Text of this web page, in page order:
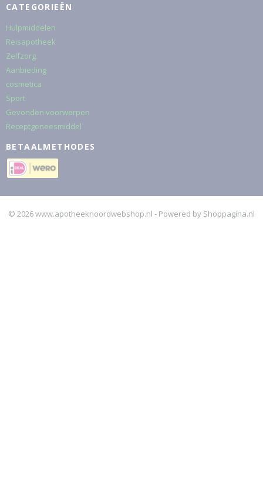
CATEGORIEËN
Hulpmiddelen
Reisapotheek
Zelfzorg
Aanbieding
cosmetica
Sport
Gevonden voorwerpen
Receptgeneesmiddel
BETAALMETHODES
© 2026 www.apotheeknoordwebshop.nl - Powered by Shoppagina.nl